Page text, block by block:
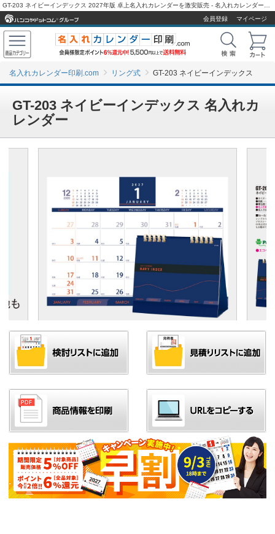
会員登録
マイページ
名入れカレンダー印刷.com リング式 GT-203 ネイビーインデックス
GT-203 ネイビーインデックス 名入れカ
レンダー